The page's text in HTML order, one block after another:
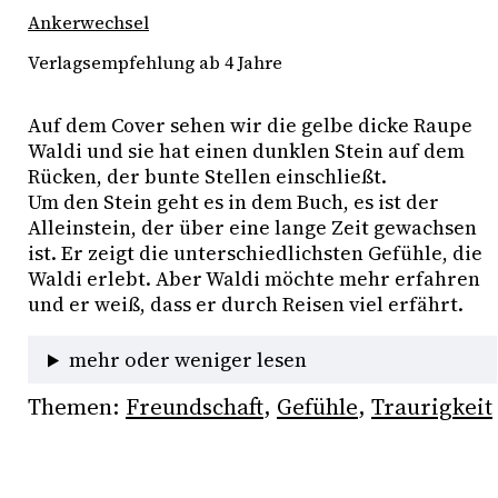
Ankerwechsel
Verlagsempfehlung ab 4 Jahre
Auf dem Cover sehen wir die gelbe dicke Raupe
Waldi und sie hat einen dunklen Stein auf dem
Rücken, der bunte Stellen einschließt.
Um den Stein geht es in dem Buch, es ist der
Alleinstein, der über eine lange Zeit gewachsen
ist. Er zeigt die unterschiedlichsten Gefühle, die
Waldi erlebt. Aber Waldi möchte mehr erfahren
und er weiß, dass er durch Reisen viel erfährt.
mehr oder weniger lesen
Themen: Freundschaft, Gefühle, Traurigkeit